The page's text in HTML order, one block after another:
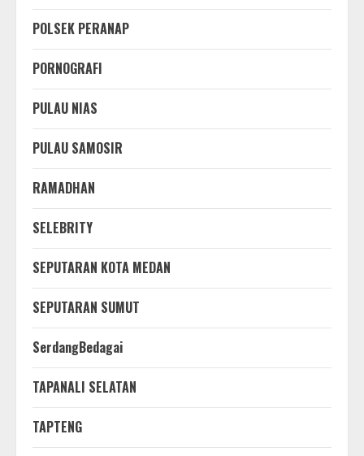
POLSEK PERANAP
PORNOGRAFI
PULAU NIAS
PULAU SAMOSIR
RAMADHAN
SELEBRITY
SEPUTARAN KOTA MEDAN
SEPUTARAN SUMUT
SerdangBedagai
TAPANALI SELATAN
TAPTENG